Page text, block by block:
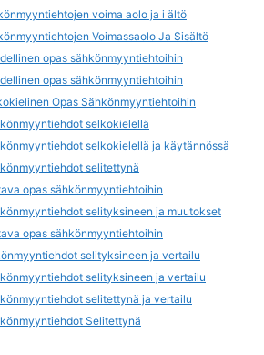
voima aolo ja i ältö
Voimassaolo Ja Sisältö
opas sähkönmyyntiehtoihin
opas sähkönmyyntiehtoihin
Opas Sähkönmyyntiehtoihin
selkokielellä
selkokielellä ja käytännössä
selitettynä
opas sähkönmyyntiehtoihin
selityksineen ja muutokset
opas sähkönmyyntiehtoihin
selityksineen ja vertailu
selityksineen ja vertailu
selitettynä ja vertailu
Selitettynä